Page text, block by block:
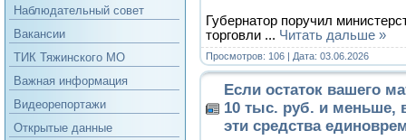
Наблюдательный совет
Вакансии
ТИК Тяжинского МО
Важная информация
Видеорепортажи
Открытые данные
Губернатор поручил
торговли ... Читать дальше »
Просмотров: 106 | Дата: 03.06.2026
Если остаток вашего
10 тыс. руб. и меньше,
эти средства